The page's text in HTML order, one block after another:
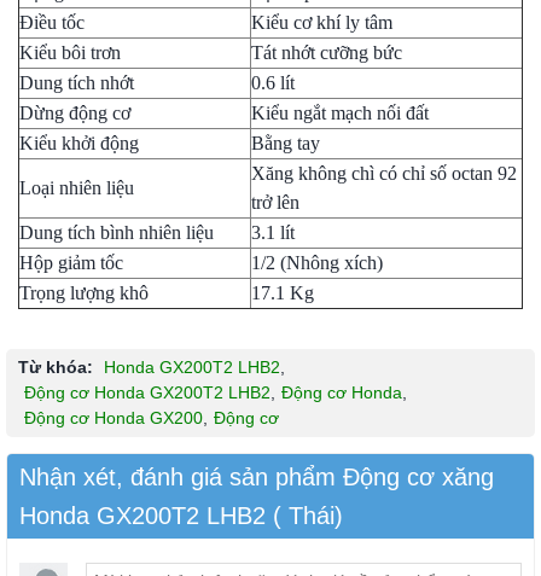
Điều tốc
Kiểu cơ khí ly tâm
Kiểu bôi trơn
Tát nhớt cưỡng bức
Dung tích nhớt
0.6 lít
Dừng động cơ
Kiểu ngắt mạch nối đất
Kiểu khởi động
Bằng tay
Loại nhiên liệu
Xăng không chì có chỉ số octan 92
trở lên
Dung tích bình nhiên liệu
3.1 lít
Hộp giảm tốc
1/2 (Nhông xích)
Trọng lượng khô
17.1 Kg
Từ khóa: Honda GX200T2 LHB2,
Động cơ Honda GX200T2 LHB2, Động cơ Honda,
Động cơ Honda GX200, Động cơ
Nhận xét, đánh giá sản phẩm Động cơ xăng
Honda GX200T2 LHB2 ( Thái)